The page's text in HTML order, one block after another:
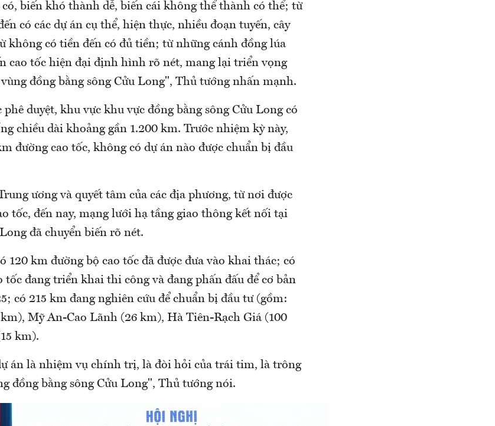
biến khó thành dễ, biến cái không thể thành có thể; từ
có các dự án cụ thể, hiện thực, nhiều đoạn tuyến, cây
không có tiền đến có đủ tiền; từ những cánh đồng lúa
cao tốc hiện đại định hình rõ nét, mang lại triển vọng
đồng bằng sông Cửu Long", Thủ tướng nhấn mạnh.
phê duyệt, khu vực khu vực đồng bằng sông Cửu Long có
chiều dài khoảng gần 1.200 km. Trước nhiệm kỳ này,
đường cao tốc, không có dự án nào được chuẩn bị đầu
ương và quyết tâm của các địa phương, từ nơi được
tốc, đến nay, mạng lưới hạ tầng giao thông kết nối tại
đã chuyển biến rõ nét.
120 km đường bộ cao tốc đã được đưa vào khai thác; có
tốc đang triển khai thi công và đang phấn đấu để cơ bản
có 215 km đang nghiên cứu để chuẩn bị đầu tư (gồm:
Mỹ An-Cao Lãnh (26 km), Hà Tiên-Rạch Giá (100
km).
án là nhiệm vụ chính trị, là đòi hỏi của trái tim, là trông
đồng bằng sông Cửu Long", Thủ tướng nói.